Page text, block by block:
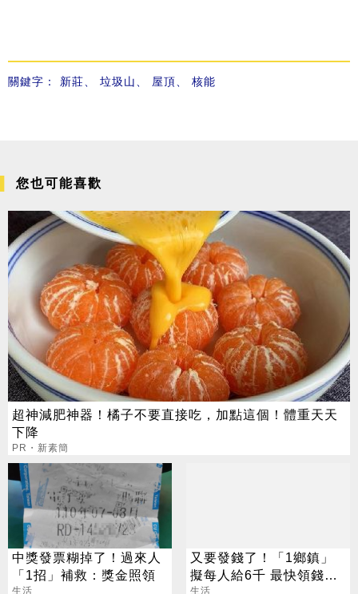
關鍵字： 新莊 垃圾山 屋頂 核能
您也可能喜歡
超神減肥神器！橘子不要直接吃，加點這個！體重天天
下降
PR・新素簡
中獎發票糊掉了！過來人
「1招」補救：獎金照領
生活
又要發錢了！「1鄉鎮」
擬每人給6千 最快領錢時
生活